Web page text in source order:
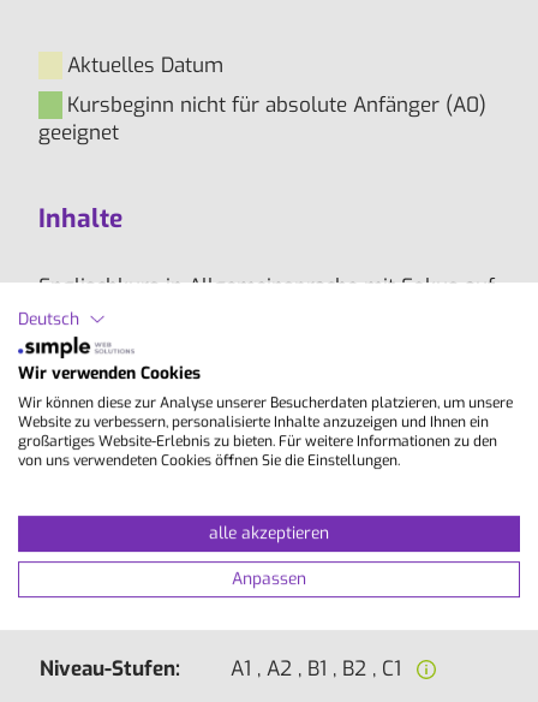
Aktuelles Datum
Kursbeginn nicht für absolute Anfänger (A0)
geeignet
Inhalte
Englischkurs in Allgemeinsprache mit Fokus auf
den Ausbau der grundlegenden
Sprachfertigkeiten: Schreiben, Sprechen, Hören
und Lesen sowie Festigung von Grammatik und
Wortschatz. Ziel des Kurses ist ein sicherer und
flüssiger Sprachgebrauch im Alltag.
Hinweis:Teilnahme ab 16 Jahren möglich. Der
Teilnehmenden ab 14 Jahren durchgeführt
werden.
Niveau-Stufen:
A1 , A2 , B1 , B2 , C1
Deutsch
Wir verwenden Cookies
Wir können diese zur Analyse unserer Besucherdaten platzieren, um unsere
Website zu verbessern, personalisierte Inhalte anzuzeigen und Ihnen ein
großartiges Website-Erlebnis zu bieten. Für weitere Informationen zu den
von uns verwendeten Cookies öffnen Sie die Einstellungen.
alle akzeptieren
Anpassen